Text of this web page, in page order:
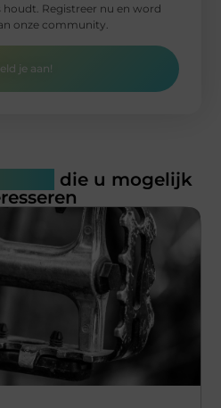
houdt. Registreer nu en word
onze community.
je aan!
die u mogelijk